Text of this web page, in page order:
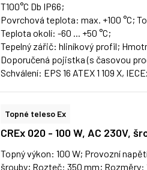
T100°C Db IP66;
Povrchová teplota: max. +100 °C;
Teplota okolí: -60 ... +50 °C;
Tepelný zářič: hliníkový profil;
Doporučená pojistka (s časovou
Schválení: EPS 16 ATEX 1 109 X,
Topné teleso Ex
CREx 020 - 100 W, AC 230V,
Topný výkon: 100 W; Provozní
šrouby; Rozteč: 350 mm; Rozměry: